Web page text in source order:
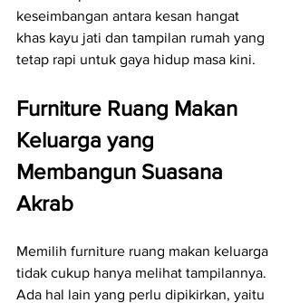
keseimbangan antara kesan hangat
khas kayu jati dan tampilan rumah yang
tetap rapi untuk gaya hidup masa kini.
Furniture Ruang Makan
Keluarga yang
Membangun Suasana
Akrab
Memilih furniture ruang makan keluarga
tidak cukup hanya melihat tampilannya.
Ada hal lain yang perlu dipikirkan, yaitu